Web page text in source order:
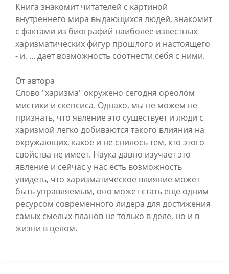
Книга знакомит читателей с картиной
внутреннего мира выдающихся людей, знакомит
с фактами из биографий наиболее известных
харизматических фигур прошлого и настоящего
- и, ... дает возможность соотнести себя с ними.
От автора
Слово "харизма" окружено сегодня ореолом
мистики и скепсиса. Однако, мы не можем не
признать, что явление это существует и люди с
харизмой легко добиваются такого влияния на
окружающих, какое и не снилось тем, кто этого
свойства не имеет. Наука давно изучает это
явление и сейчас у нас есть возможность
увидеть, что харизматическое влияние может
быть управляемым, оно может стать еще одним
ресурсом современного лидера для достижения
самых смелых планов не только в деле, но и в
жизни в целом.